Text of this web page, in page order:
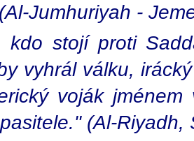
Jumhuriyah -
kdo stojí proti
vyhrál válku,
voják
(Al-Riyadh,